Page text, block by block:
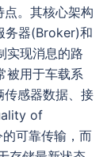
。其核心架构
务器(Broker)和
实现消息的路
被用于车载系
传感器数据、接
of
可靠传输，而